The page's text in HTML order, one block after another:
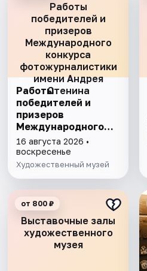
Работы
победителей и
призеров
Международного
конкурса
фотожурналистики
имени Андрея
Стенина
Работы
победителей и
призеров
Международного
конкурса
фотожурналистики
имени Андрея
16 августа 2026 •
воскресенье
Художественный музей
Выставочные залы
художественного
музея
от 800 ₽